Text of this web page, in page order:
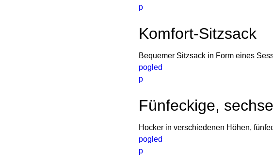
p
Komfort-Sitzsack
Bequemer Sitzsack in Form eines
pogled
p
Fünfeckige,
Hocker in verschiedenen Höhen,
pogled
p